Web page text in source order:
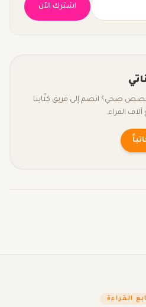
اشترك الآن
صحي؟ انضم إلى فريق كتّابنا
القراء.
القراءة